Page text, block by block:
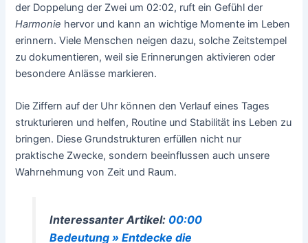
der Doppelung der Zwei um 02:02, ruft ein Gefühl der
Harmonie hervor und kann an wichtige Momente im Leben
erinnern. Viele Menschen neigen dazu, solche Zeitstempel
zu dokumentieren, weil sie Erinnerungen aktivieren oder
besondere Anlässe markieren.
Die Ziffern auf der Uhr können den Verlauf eines Tages
strukturieren und helfen, Routine und Stabilität ins Leben zu
bringen. Diese Grundstrukturen erfüllen nicht nur
praktische Zwecke, sondern beeinflussen auch unsere
Wahrnehmung von Zeit und Raum.
Interessanter Artikel: 00:00
Bedeutung » Entdecke die